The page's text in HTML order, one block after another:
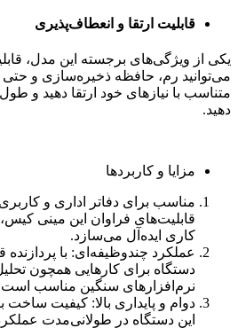
قابلیت ارتقا و انعطاف‌پذیری
یکی از ویژگی‌های برجسته این مدل،
می‌توانید رم، حافظه ذخیره‌سازی و حتی
متناسب با نیازهای خود ارتقا دهید و
دهید.
مزایا و کاربردها
مناسب برای دفاتر اداری و
قابلیت‌های فراوان این مینی
کاری ایده‌آل می‌سازد.
عملکرد چندوظیفه‌ای: با پردازنده
دستگاه برای کارهایی همچون
نرم‌افزارهای سنگین مناسب
این دستگاه در طولانی‌مدت